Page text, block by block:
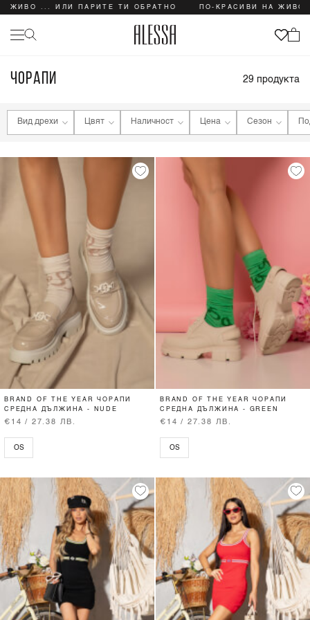
... ИЛИ ПАРИТЕ ТИ ОБРАТНО ПО-КРАСИВИ НА ЖИВО ...
ЧОРАПИ 29 продукта
Вид дрехи Цвят Наличност Цена Сезон
BRAND OF THE YEAR ЧОРАПИ
СРЕДНА ДЪЛЖИНА - NUDE
€14 / 27.38 ЛВ.
OS
BRAND OF THE YEAR ЧОРАПИ
СРЕДНА ДЪЛЖИНА - GREEN
€14 / 27.38 ЛВ.
OS